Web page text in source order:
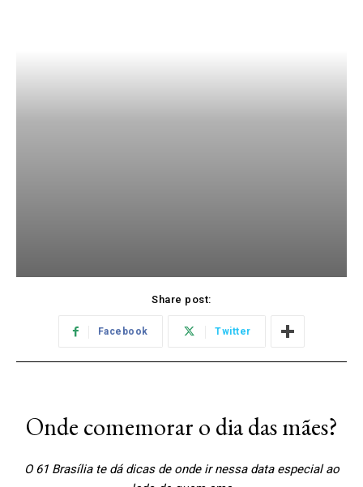
Share post:
Facebook Twitter
Onde comemorar o dia das mães?
O 61 Brasília te dá dicas de onde ir nessa data especial ao